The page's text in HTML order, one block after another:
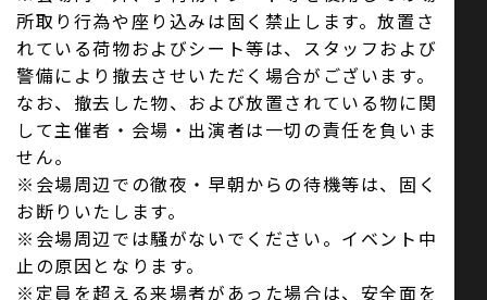
所取り行為や座り込みは固く禁止します。放置さ
れている荷物およびシート等は、スタッフおよび
警備により撤去させいただく場合がございます。
なお、撤去した物、および放置されている物に関
して主催者・会場・出演者は一切の責任を負いま
せん。
※会場周辺での徹夜・早朝からの待機等は、固く
お断りいたします。
※会場周辺では騒がないでください。イベント中
止の原因となります。
※定員を超える来場者があった場合は、安全面を